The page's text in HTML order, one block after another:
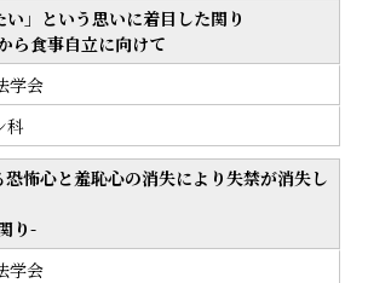
い」という思いに着目した関り
ら食事自立に向けて
学会
科
恐怖心と羞恥心の消失により失禁が消失し
り-
学会